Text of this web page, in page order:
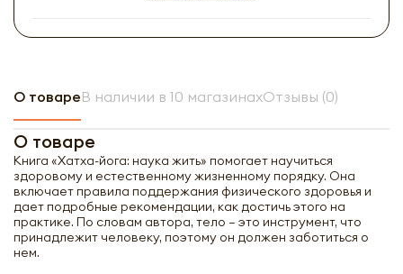
О товареВ наличии в 10 магазинахОтзывы (0)
О товаре
Книга «Хатха-йога: наука жить» помогает научиться
здоровому и естественному жизненному порядку. Она
включает правила поддержания физического здоровья и
дает подробные рекомендации, как достичь этого на
практике. По словам автора, тело – это инструмент, что
принадлежит человеку, поэтому он должен заботиться о
нем.